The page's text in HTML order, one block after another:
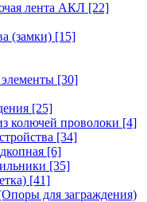
лента АКЛ [22]
(замки) [15]
[30]
[25]
колючей проволоки [4]
[34]
[6]
[35]
[41]
для заграждения)